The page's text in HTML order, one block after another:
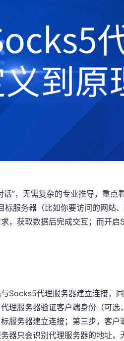
”，无需复杂的专业推导，重点
标服务器（比如你要访问的网站
，获取数据后完成交互；而开
Socks5代理服务器建立连接，
理服务器验证客户端身份（可
服务器建立连接；第三步，客户
器只会识别代理服务器的地址，